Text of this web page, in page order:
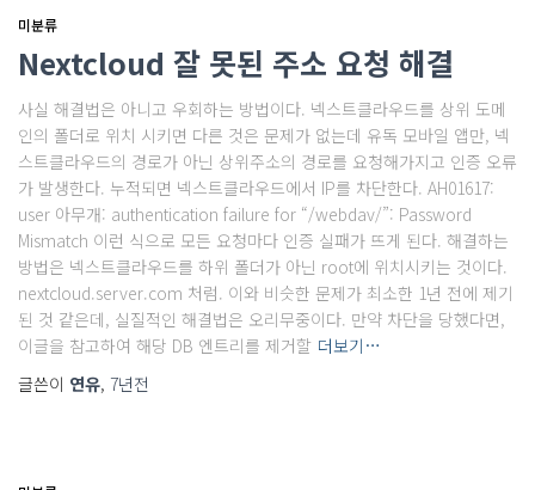
미분류
Nextcloud 잘 못된 주소 요청 해결
사실 해결법은 아니고 우회하는 방법이다. 넥스트클라우드를 상위 도메
인의 폴더로 위치 시키면 다른 것은 문제가 없는데 유독 모바일 앱만, 넥
스트클라우드의 경로가 아닌 상위주소의 경로를 요청해가지고 인증 오류
가 발생한다. 누적되면 넥스트클라우드에서 IP를 차단한다. AH01617:
user 아무개: authentication failure for “/webdav/”: Password
Mismatch 이런 식으로 모든 요청마다 인증 실패가 뜨게 된다. 해결하는
방법은 넥스트클라우드를 하위 폴더가 아닌 root에 위치시키는 것이다.
nextcloud.server.com 처럼. 이와 비슷한 문제가 최소한 1년 전에 제기
된 것 같은데, 실질적인 해결법은 오리무중이다. 만약 차단을 당했다면,
이글을 참고하여 해당 DB 엔트리를 제거할 더보기…
글쓴이 연유, 7년전